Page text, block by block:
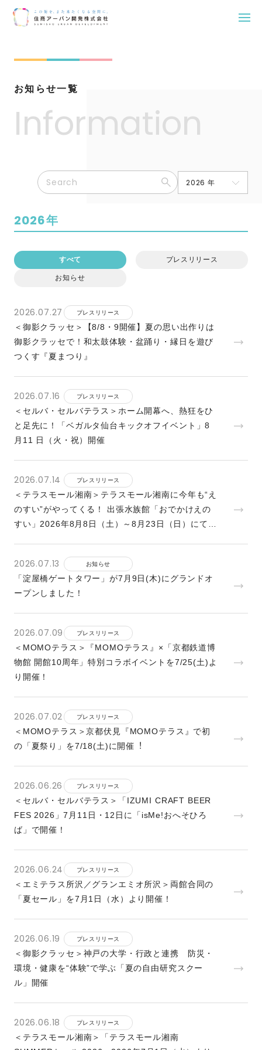
お知らせ一覧
Information
2026年
すべて プレスリリース
お知らせ
2026.07.27 プレスリリース
＜御影クラッセ＞【8/8・9開催】夏の思い出作りは
御影クラッセで！和太鼓体験・盆踊り・縁日を遊び
つくす『夏まつり』
2026.07.16 プレスリリース
＜セルバ・セルバテラス＞ホーム開幕へ、熱狂をひ
と足先に！「ベガルタ仙台キックオフイベント」8
月11 日（火・祝）開催
2026.07.14 プレスリリース
＜テラスモール湘南＞テラスモール湘南に今年も“え
のすい”がやってくる！ 出張水族館「おでかけえの
すい」2026年8月8日（土）～8月23日（日）にて開
2026.07.13 お知らせ
「淀屋橋ゲートタワー」が7月9日(木)にグランドオ
ープンしました！
2026.07.09 プレスリリース
＜MOMOテラス＞『MOMOテラス』×「京都鉄道博
物館 開館10周年」特別コラボイベントを7/25(⼟)よ
り開催！
2026.07.02 プレスリリース
＜MOMOテラス＞京都伏⾒『MOMOテラス』で初
の「夏祭り」を7/18(⼟)に開催︕
2026.06.26 プレスリリース
＜セルバ・セルバテラス＞「IZUMI CRAFT BEER
FES 2026」7月11日・12日に「isMe!おへそひろ
ば」で開催！
2026.06.24 プレスリリース
＜エミテラス所沢／グランエミオ所沢＞両館合同の
「夏セール」を7月1日（水）より開催！
2026.06.19 プレスリリース
＜御影クラッセ＞神戸の大学・行政と連携 防災・
環境・健康を“体験”で学ぶ「夏の自由研究スクー
ル」開催
2026.06.18 プレスリリース
＜テラスモール湘南＞「テラスモール湘南